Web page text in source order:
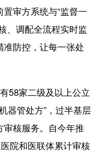
审方系统与“监督一
、调配全流程实时监
防控，让每一张处
家二级及以上公立
器管处方”，过半基层
核服务。自今年推
院和医联体累计审核